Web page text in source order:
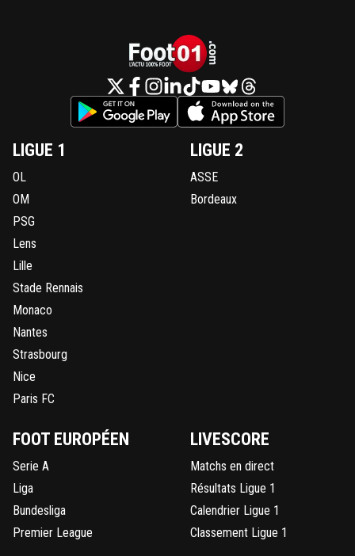
LIGUE 1
OL
OM
PSG
Lens
Lille
Stade Rennais
Monaco
Nantes
Strasbourg
Nice
Paris FC
LIGUE 2
ASSE
Bordeaux
FOOT EUROPÉEN
Serie A
Liga
Bundesliga
Premier League
LIVESCORE
Matchs en direct
Résultats Ligue 1
Calendrier Ligue 1
Classement Ligue 1